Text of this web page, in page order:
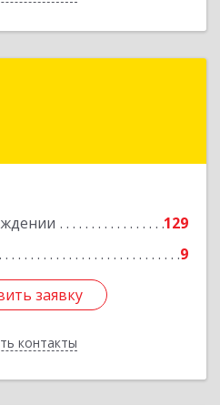
129
9
заявку
контакты
область - Кузбасс,
Подробнее
заявку